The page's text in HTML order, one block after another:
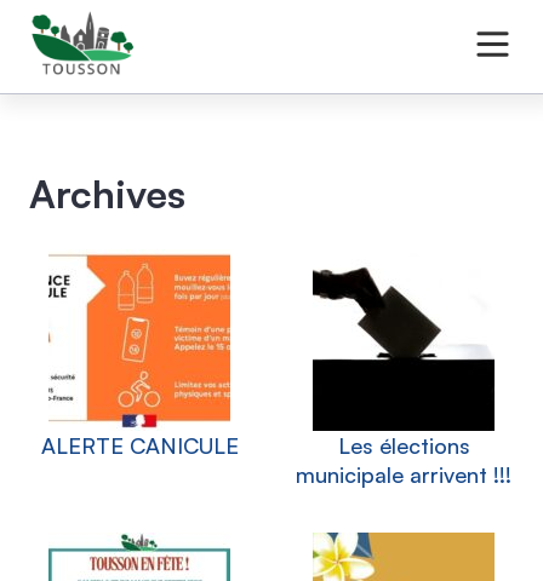
Archives
ALERTE CANICULE
Les élections
municipale arrivent !!!